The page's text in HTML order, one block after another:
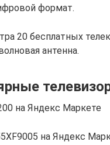
формат.
20 бесплатных
антенна.
на Яндекс Маркете
на Яндекс